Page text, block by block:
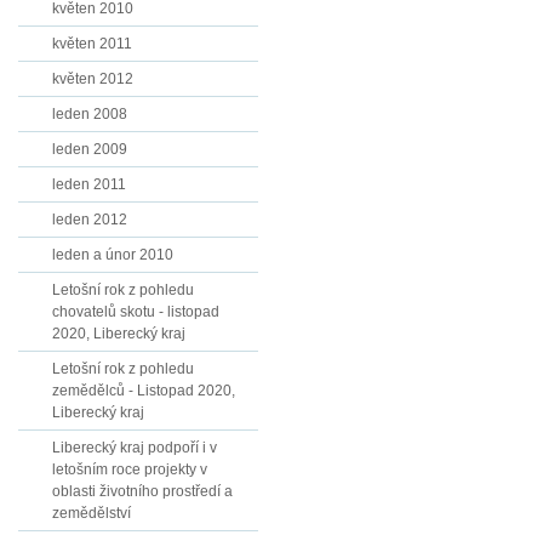
květen 2010
květen 2011
květen 2012
leden 2008
leden 2009
leden 2011
leden 2012
leden a únor 2010
Letošní rok z pohledu
chovatelů skotu - listopad
2020, Liberecký kraj
Letošní rok z pohledu
zemědělců - Listopad 2020,
Liberecký kraj
Liberecký kraj podpoří i v
letošním roce projekty v
oblasti životního prostředí a
zemědělství